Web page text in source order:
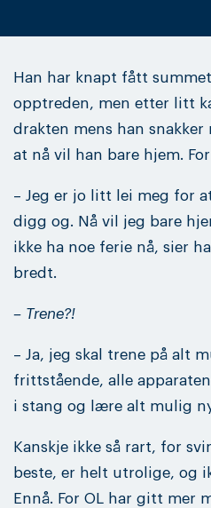
Han har knapt fått
opptreden, men etter litt
drakten mens han snakker
at nå vil han bare hjem.
– Jeg er jo litt lei meg for
digg og. Nå vil jeg bare
ikke ha noe ferie nå, sier
bredt.
– Trene?!
– Ja, jeg skal trene på alt
frittstående, alle
i stang og lære alt mulig
Kanskje ikke så rart, for
beste, er helt utrolige, og
Ennå. For OL har gitt mer